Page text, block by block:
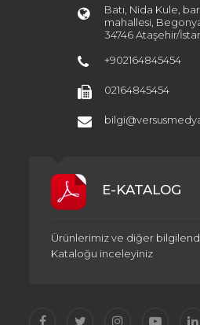
Batı, Nida Kule,
mahallesi, Begonya
34746 Ataşehir/
+902164845454
02164845454
E-KATALOG
Ürünlerimiz ve diğer
Kataloğu inceleyiniz